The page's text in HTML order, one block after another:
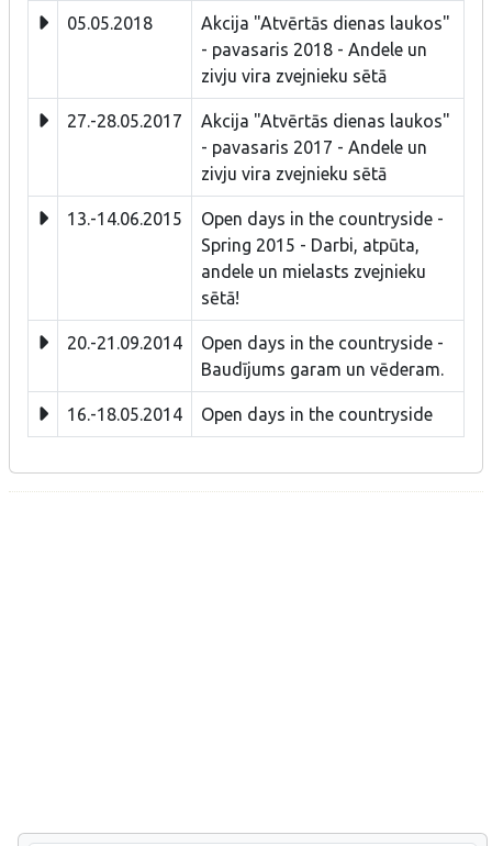
05.05.2018
Akcija "Atvērtās dienas laukos"
- pavasaris 2018 - Andele un
zivju vira zvejnieku sētā
27.-28.05.2017
Akcija "Atvērtās dienas laukos"
- pavasaris 2017 - Andele un
zivju vira zvejnieku sētā
13.-14.06.2015
Open days in the countryside -
Spring 2015 - Darbi, atpūta,
andele un mielasts zvejnieku
sētā!
20.-21.09.2014
Open days in the countryside -
Baudījums garam un vēderam.
16.-18.05.2014 Open days in the countryside